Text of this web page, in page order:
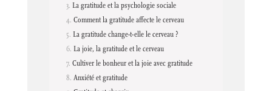
La gratitude et la psychologie sociale
Comment la gratitude affecte le cerveau
​La gratitude change-t-elle le cerveau ?
La joie, la gratitude et le cerveau
Cultiver le bonheur et la joie avec gratitude
Anxiété et gratitude